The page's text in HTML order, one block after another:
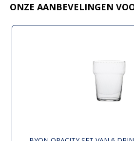
ONZE AANBEVELINGEN